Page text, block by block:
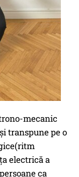
mecanic
transpune pe o
electrică a
ca